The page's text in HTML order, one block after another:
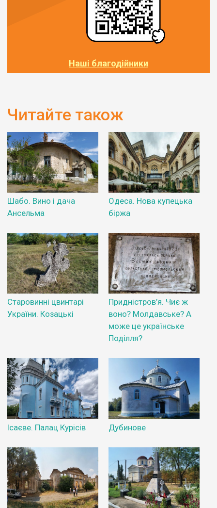
Наші благодійники
Читайте також
Шабо. Вино і дача
Ансельма
Одеса. Нова купецька
біржа
Старовинні цвинтарі
України. Козацькі
Придністров’я. Чиє ж
воно? Молдавське? А
може це українське
Поділля?
Ісаєве. Палац Курісів Дубинове